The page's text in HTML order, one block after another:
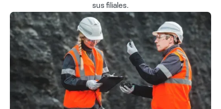
Blog
PT-BR
Solicite uma cotação
sus filiales.